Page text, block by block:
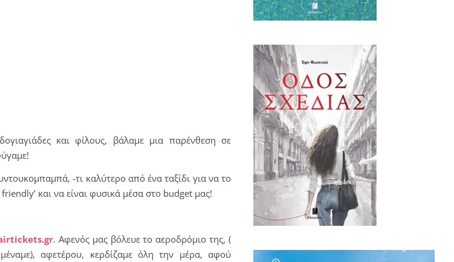
και φίλους, βάλαμε μια παρένθεση σε
-τι καλύτερο από ένα ταξίδι για να το
friendly’ και να είναι φυσικά μέσα στο budget μας!
gr. Αφενός μας βόλευε το αεροδρόμιο της, (
αφετέρου, κερδίζαμε όλη την μέρα, αφού